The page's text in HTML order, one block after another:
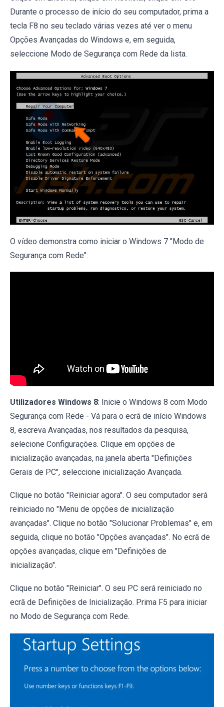
Durante o processo de início do seu computador, prima a
tecla F8 no seu teclado várias vezes até ver o menu
Opções Avançadas do Windows e, em seguida,
seleccione Modo de Segurança com Rede da lista.
O vídeo demonstra como iniciar o Windows 7 "Modo de
Segurança com Rede":
Utilizadores Windows 8: Inicie o Windows 8 com Modo
Segurança com Rede - Vá para o ecrã de início Windows
8, escreva Avançadas, nos resultados da pesquisa,
selecione Configurações. Clique em opções de
inicialização avançadas, na janela aberta "Definições
Gerais de PC", seleccione inicialização Avançada.
Clique no botão "Reiniciar agora". O seu computador será
reiniciado no "Menu de opções de inicialização
avançadas". Clique no botão "Solucionar Problemas" e, em
seguida, clique no botão "Opções avançadas". No ecrã de
opções avançadas, clique em "Definições de
inicialização".
Clique no botão "Reiniciar". O seu PC será reiniciado no
ecrã de Definições de Inicialização. Prima F5 para iniciar
no Modo de Segurança com Rede.